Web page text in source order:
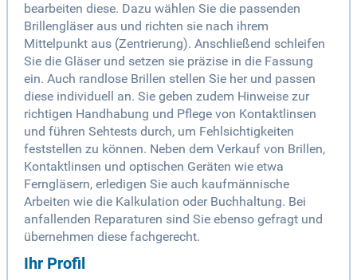
bearbeiten diese. Dazu wählen Sie die passenden
Brillengläser aus und richten sie nach ihrem
Mittelpunkt aus (Zentrierung). Anschließend schleifen
Sie die Gläser und setzen sie präzise in die Fassung
ein. Auch randlose Brillen stellen Sie her und passen
diese individuell an. Sie geben zudem Hinweise zur
richtigen Handhabung und Pflege von Kontaktlinsen
und führen Sehtests durch, um Fehlsichtigkeiten
feststellen zu können. Neben dem Verkauf von Brillen,
Kontaktlinsen und optischen Geräten wie etwa
Ferngläsern, erledigen Sie auch kaufmännische
Arbeiten wie die Kalkulation oder Buchhaltung. Bei
anfallenden Reparaturen sind Sie ebenso gefragt und
übernehmen diese fachgerecht.
Ihr Profil